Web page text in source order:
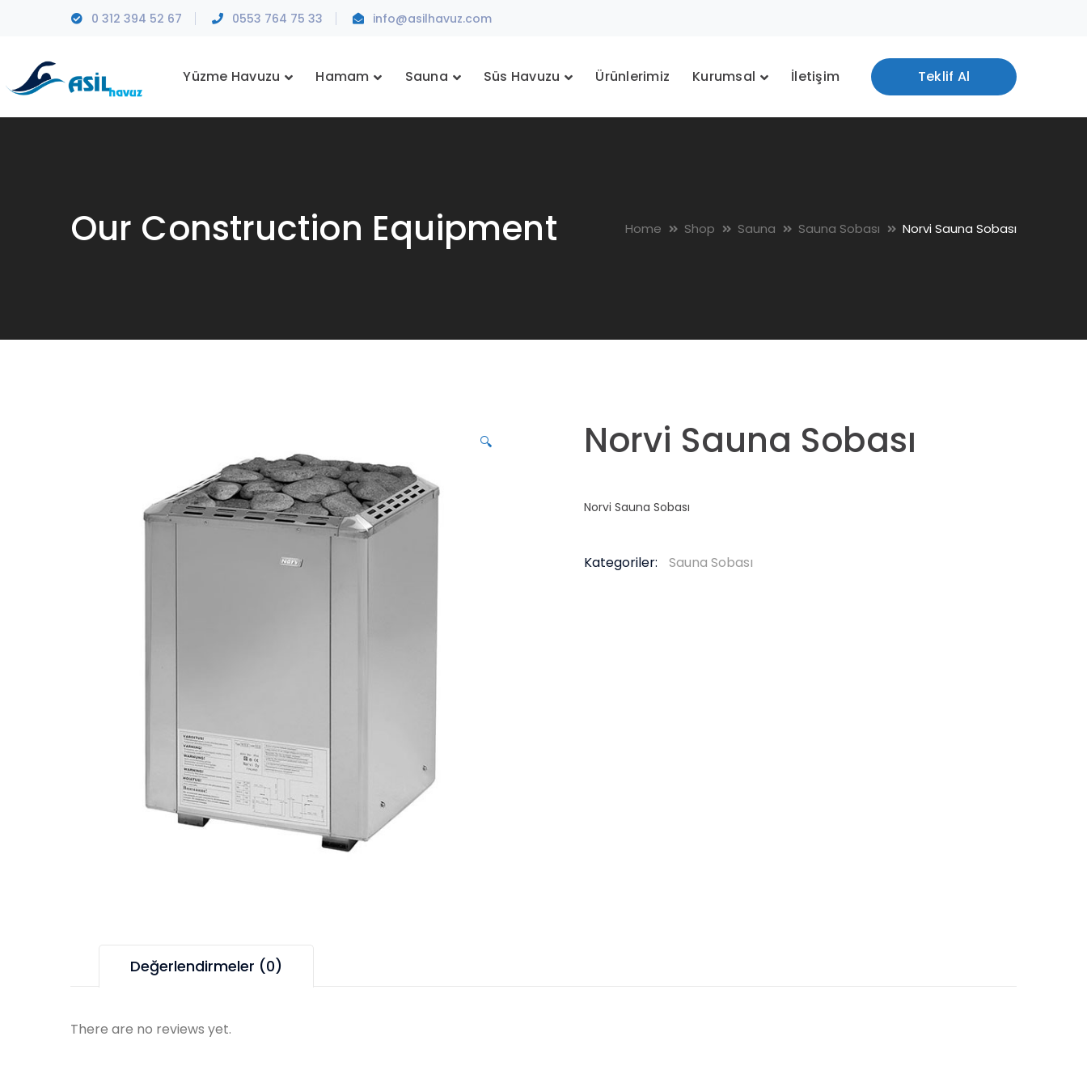
0 312 394 52 67 0553 764 75 33 info@asilhavuz.com
Teklif Al
Yüzme Havuzu Hamam Sauna Süs Havuzu Ürünlerimiz Kurumsal İletişim
Our Construction Equipment Home Shop Sauna Sauna Sobası Norvi Sauna Sobası
🔍 Norvi Sauna Sobası
Norvi Sauna Sobası
Kategoriler: Sauna Sobası
Değerlendirmeler (0)
There are no reviews yet.